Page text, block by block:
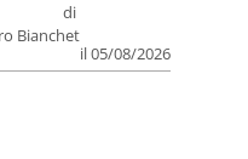
di
Bianchet
il 05/08/2026